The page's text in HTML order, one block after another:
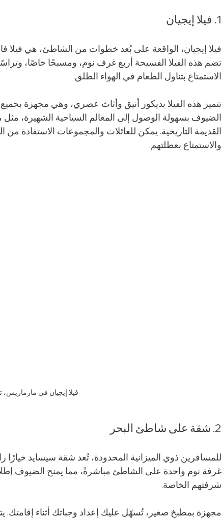
1. فيلا إيجيان
فيلا إيجيان، الواقعة على بُعد خطوات من الشاطئ، هي فيلا
تضم هذه الفيلا الفسيحة أربع غرف نوم، ومسبحًا خاصًا،
الاستمتاع بتناول الطعام في الهواء الطلق.
تتميز هذه الفيلا بديكور أنيق وأثاث عصري، وهي مجهزة
الضيوف بسهولة الوصول إلى المعالم السياحية الشهيرة،
القديمة التاريخية. يمكن للعائلات والمجموعات الاستفادة من
والاستمتاع بعطلتهم.
فيلا إيجيان في مارماريس،
2. شقة على شاطئ البحر
للمسافرين ذوي الميزانية المحدودة، تُعد شقة سيسايد خيارًا
غرفة نوم واحدة على الشاطئ مباشرةً، مما يمنح الضيوف
شرفتهم الخاصة.
مجهزة بمطبخ صغير، تُسهّل عليك إعداد وجباتك أثناء